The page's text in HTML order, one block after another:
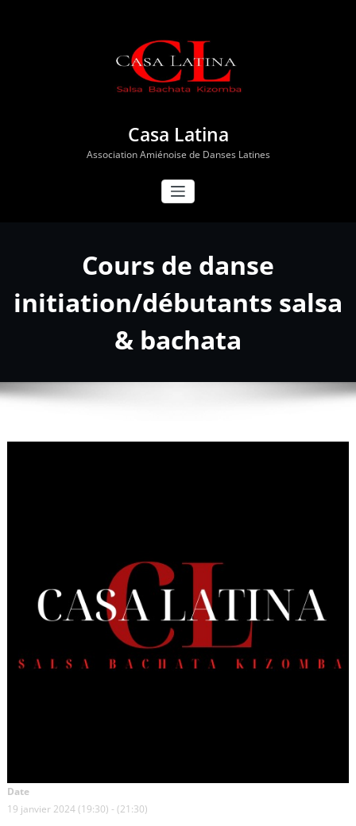
Casa Latina
Association Amiénoise de Danses Latines
Cours de danse
initiation/débutants salsa
& bachata
Date
19 janvier 2024 (19:30) - (21:30)